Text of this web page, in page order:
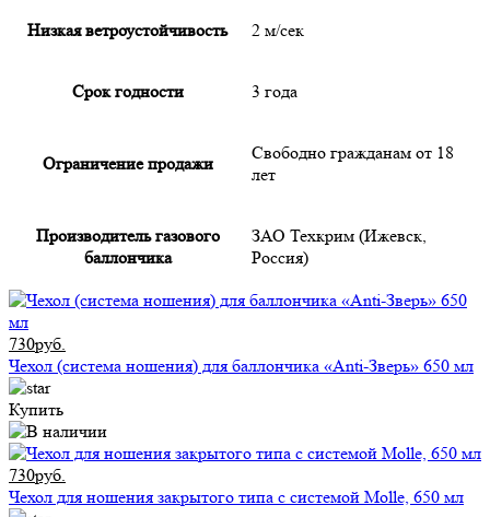
Низкая ветроустойчивость 2 м/сек
Срок годности 3 года
Ограничение продажи
Свободно гражданам от 18
лет
Производитель газового
баллончика
ЗАО Техкрим (Ижевск,
Россия)
730руб.
Чехол (система ношения) для баллончика «Anti-Зверь» 650 мл
Купить
730руб.
Чехол для ношения закрытого типа с системой Molle, 650 мл